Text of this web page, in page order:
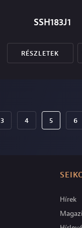
SSH183J1
RÉSZLETEK
3 4 5 6
Hírek